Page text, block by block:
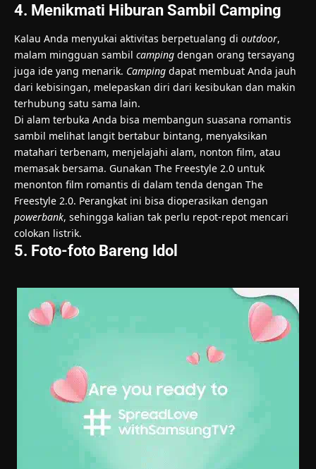
4. Menikmati Hiburan Sambil Camping
Kalau Anda menyukai aktivitas berpetualang di outdoor,
malam mingguan sambil camping dengan orang tersayang
juga ide yang menarik. Camping dapat membuat Anda jauh
dari kebisingan, melepaskan diri dari kesibukan dan makin
terhubung satu sama lain.
Di alam terbuka Anda bisa membangun suasana romantis
sambil melihat langit bertabur bintang, menyaksikan
matahari terbenam, menjelajahi alam, nonton film, atau
memasak bersama. Gunakan The Freestyle 2.0 untuk
menonton film romantis di dalam tenda dengan The
Freestyle 2.0. Perangkat ini bisa dioperasikan dengan
powerbank, sehingga kalian tak perlu repot-repot mencari
colokan listrik.
5. Foto-foto Bareng Idol